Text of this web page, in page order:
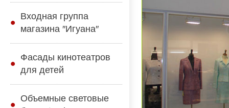
Входная группа
магазина ″Игуана″
Фасады кинотеатров
для детей
Объемные световые